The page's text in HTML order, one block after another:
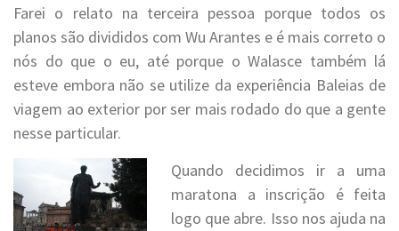
Farei o relato na terceira pessoa porque todos os
planos são divididos com Wu Arantes e é mais correto o
nós do que o eu, até porque o Walasce também lá
esteve embora não se utilize da experiência Baleias de
viagem ao exterior por ser mais rodado do que a gente
nesse particular.
Quando decidimos ir a uma
maratona a inscrição é feita
logo que abre. Isso nos ajuda na